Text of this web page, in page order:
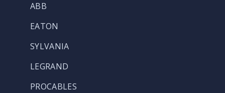
ABB
EATON
SYLVANIA
LEGRAND
PROCABLES